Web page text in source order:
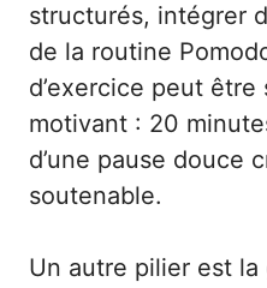
structurés, intégrer
de la routine
d’exercice peut
motivant : 20
d’une pause douce
soutenable.
Un autre pilier est